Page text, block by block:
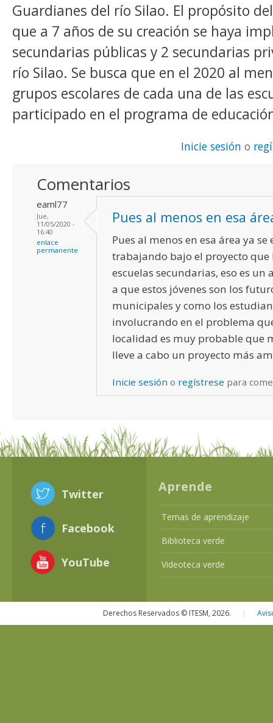
Guardianes del río Silao. El propósito
que a 7 años de su creación se haya
secundarias públicas y 2 secundarias
río Silao. Se busca que en el 2020 al
grupos escolares de cada una de las
participado en el programa de
Inicie sesión o
Comentarios
eaml77
Jue,
11/05/2020 -
16:40
enlace
permanente
Pues al menos en esa
Pues al menos en esa área ya se
trabajando bajo el proyecto que
escuelas secundarias, eso es un
a que estos jóvenes son los
municipales y como los
involucrando en el problema
localidad es muy probable que
lleve a cabo un proyecto más
Inicie sesión o regístrese para
Twitter
Facebook
YouTube
Aprende
Temas de aprendizaje
Biblioteca verde
Videoteca verde
Derechos Reservados © ITESM, 2026. |